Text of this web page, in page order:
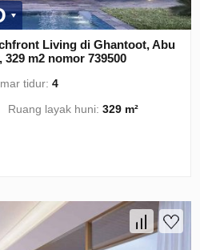
Living di Ghantoot, Abu
m2 nomor 739500
tidur:4
Ruang layak huni:329 m²